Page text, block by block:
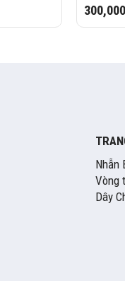
Nhẫn
Vòng
Dây